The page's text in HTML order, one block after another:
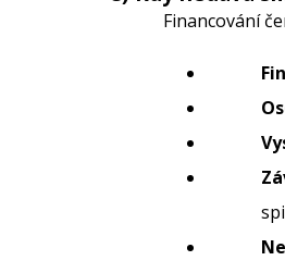
Financování